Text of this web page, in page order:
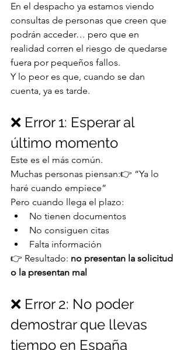
En el despacho ya estamos viendo
consultas de personas que creen que
podrán acceder… pero que en
realidad corren el riesgo de quedarse
fuera por pequeños fallos.
Y lo peor es que, cuando se dan
cuenta, ya es tarde.
❌ Error 1: Esperar al
último momento
Este es el más común.
Muchas personas piensan:👉 “Ya lo
haré cuando empiece”
Pero cuando llega el plazo:
No tienen documentos
No consiguen citas
Falta información
👉 Resultado: no presentan la solicitud
o la presentan mal
❌ Error 2: No poder
demostrar que llevas
tiempo en España